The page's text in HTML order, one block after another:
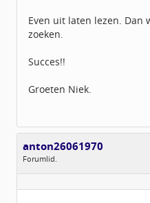
Even uit laten lezen. Dan
zoeken.
Succes!!
Groeten Niek.
anton26061970
Forumlid.
Geslacht:
n/a
Geregistreerd:12 / 2009